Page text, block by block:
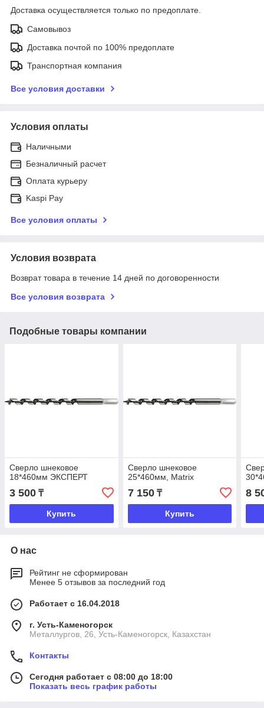
Доставка осуществляется только по предоплате.
Самовывоз
Доставка почтой по 100% предоплате
Транспортная компания
Все условия доставки
Условия оплаты
Наличными
Безналичный расчет
Оплата курьеру
Kaspi Pay
Все условия оплаты
Условия возврата
Возврат товара в течение 14 дней по договоренности
Все условия возврата
Подобные товары компании
Сверло шнековое
18*460мм ЭКСПЕРТ
3 500 ₸
Купить
Сверло шнековое
25*460мм, Matrix
7 150₸
Купить
8
О нас
Рейтинг не сформирован
Менее 5 отзывов за последний год
Работает с 16.04.2018
г. Усть-Каменогорск
Металлургов, 26, Усть-Каменогорск, Казахстан
Контакты
Сегодня работает с 08:00 до 18:00
Показать весь график работы